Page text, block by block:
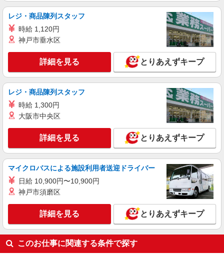
レジ・商品陳列スタッフ
時給 1,120円
神戸市垂水区
詳細を見る とりあえずキープ
レジ・商品陳列スタッフ
時給 1,300円
大阪市中央区
詳細を見る とりあえずキープ
マイクロバスによる施設利用者送迎ドライバー
日給 10,900円〜10,900円
神戸市須磨区
詳細を見る とりあえずキープ
このお仕事に関連する条件で探す